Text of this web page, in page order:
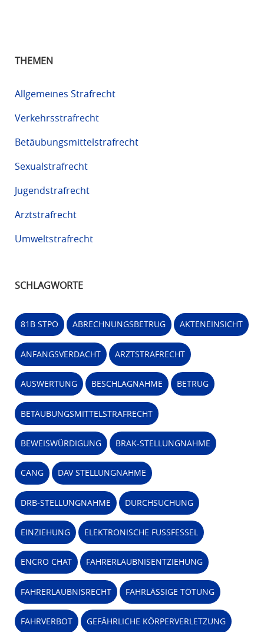
THEMEN
Allgemeines Strafrecht
Verkehrsstrafrecht
Betäubungsmittelstrafrecht
Sexualstrafrecht
Jugendstrafrecht
Arztstrafrecht
Umweltstrafrecht
SCHLAGWORTE
81B STPO ABRECHNUNGSBETRUG AKTENEINSICHT
ANFANGSVERDACHT ARZTSTRAFRECHT
AUSWERTUNG BESCHLAGNAHME BETRUG
BETÄUBUNGSMITTELSTRAFRECHT
BEWEISWÜRDIGUNG BRAK-STELLUNGNAHME
CANG DAV STELLUNGNAHME
DRB-STELLUNGNAHME DURCHSUCHUNG
EINZIEHUNG ELEKTRONISCHE FUSSFESSEL
ENCRO CHAT FAHRERLAUBNISENTZIEHUNG
FAHRERLAUBNISRECHT FAHRLÄSSIGE TÖTUNG
FAHRVERBOT GEFÄHRLICHE KÖRPERVERLETZUNG